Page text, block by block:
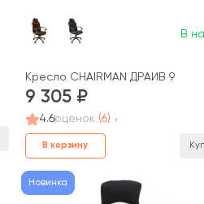
В
Кресло CHAIRMAN ДРАЙВ 9
9 305
4.6оценок (6)
В корзину
Новинка